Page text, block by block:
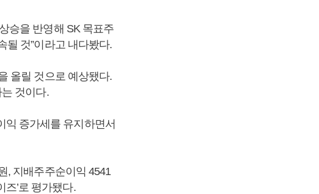
승을 반영해 SK 목표주
될 것”이라고 내다봤다.
올릴 것으로 예상됐다.
것이다.
익 증가세를 유지하면서
, 지배주주순이익 4541
즈’로 평가됐다.